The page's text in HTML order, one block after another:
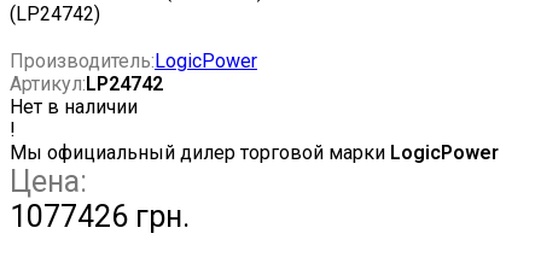
Производитель: LogicPower
Артикул: LP24742
Нет в наличии
!
Мы официальный дилер торговой марки LogicPower
Цена:
1077426 грн.